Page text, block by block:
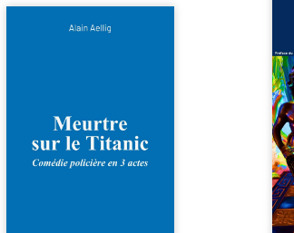
Et si le naufrage n’avait pas
les profondeurs de l’Atlantique.
Sept décennies plus tard, la
découverte de l’épave fait
resurgir un secret que l’on
La
de
qui